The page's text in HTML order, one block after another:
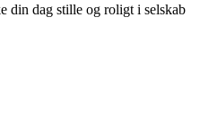
din dag stille og roligt i selskab